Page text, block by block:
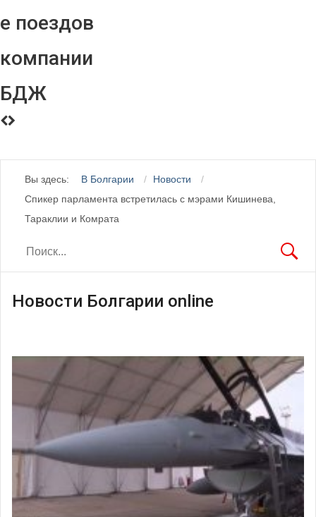
е поездов
компании
БДЖ
Вы здесь: В Болгарии
Новости
Спикер парламента встретилась с мэрами Кишинева,
Тараклии и Комрата
Новости Болгарии online